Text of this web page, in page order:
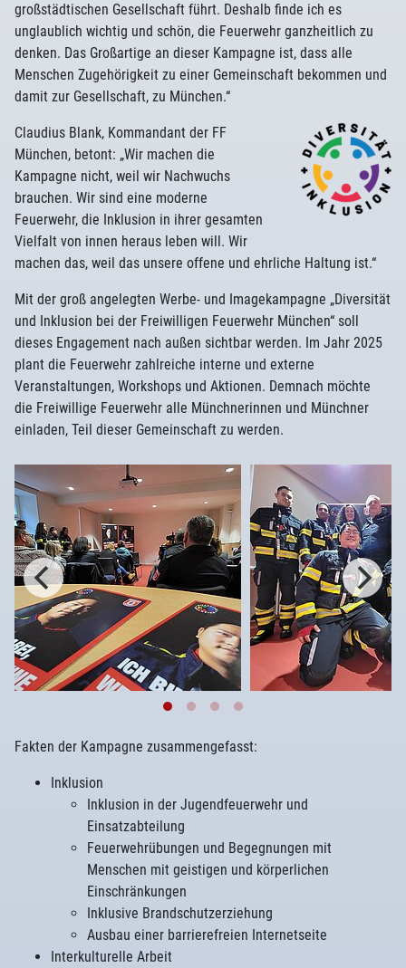
großstädtischen Gesellschaft führt. Deshalb finde ich es
unglaublich wichtig und schön, die Feuerwehr ganzheitlich zu
denken. Das Großartige an dieser Kampagne ist, dass alle
Menschen Zugehörigkeit zu einer Gemeinschaft bekommen und
damit zur Gesellschaft, zu München.“
Claudius Blank, Kommandant der FF
München, betont: „Wir machen die
Kampagne nicht, weil wir Nachwuchs
brauchen. Wir sind eine moderne
Feuerwehr, die Inklusion in ihrer gesamten
Vielfalt von innen heraus leben will. Wir
machen das, weil das unsere offene und ehrliche Haltung ist.“
Mit der groß angelegten Werbe- und Imagekampagne „Diversität
und Inklusion bei der Freiwilligen Feuerwehr München“ soll
dieses Engagement nach außen sichtbar werden. Im Jahr 2025
plant die Feuerwehr zahlreiche interne und externe
Veranstaltungen, Workshops und Aktionen. Demnach möchte
die Freiwillige Feuerwehr alle Münchnerinnen und Münchner
einladen, Teil dieser Gemeinschaft zu werden.
Fakten der Kampagne zusammengefasst:
Inklusion
Inklusion in der Jugendfeuerwehr und
Einsatzabteilung
Feuerwehrübungen und Begegnungen mit
Menschen mit geistigen und körperlichen
Einschränkungen
Inklusive Brandschutzerziehung
Ausbau einer barrierefreien Internetseite
Interkulturelle Arbeit